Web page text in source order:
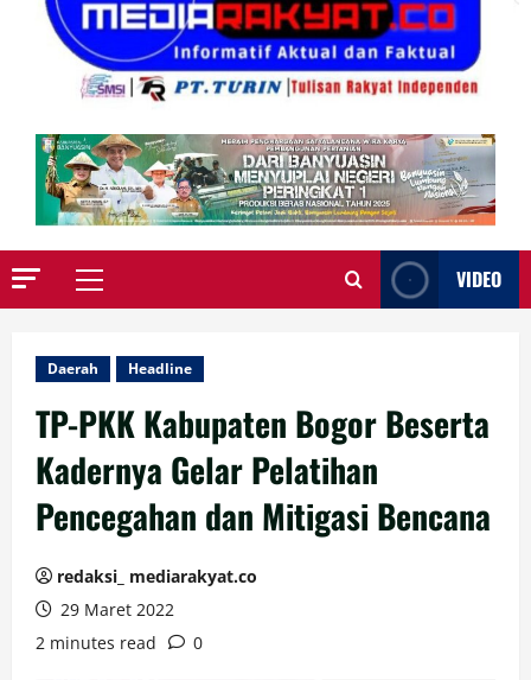
Primary
VIDEO
Daerah Headline
TP-PKK Kabupaten Bogor Beserta
Kadernya Gelar Pelatihan
Pencegahan dan Mitigasi Bencana
redaksi_ mediarakyat.co
29 Maret 2022
2 minutes read
0